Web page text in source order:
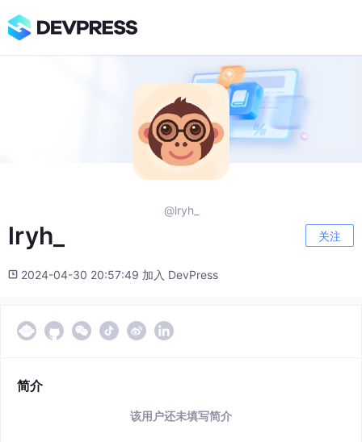
@lryh_
lryh_ 关注
2024-04-30 20:57:49 加入 DevPress
简介
该用户还未填写简介